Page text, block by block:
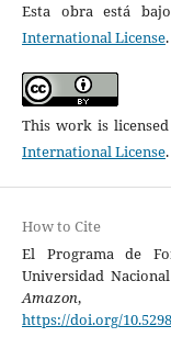
Esta obra está
International License.
This work is
International License.
How to Cite
El Programa de
Universidad
Amazon
https://doi.org/